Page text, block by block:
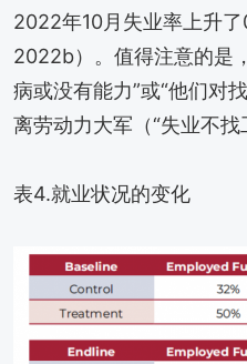
2022年10月失业率上升了
2022b）。值得注意的是
病或没有能力”或“他们对
离劳动力大军（“失业不找
表4.就业状况的变化